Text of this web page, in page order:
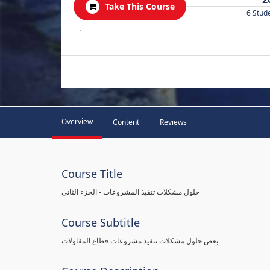
Take This Course
6
.
Overview Content Reviews
Course Title
حلول مشكلات تنفيذ المشروعات - الجزء الثاني
Course Subtitle
بعض حلول مشكلات تنفيذ مشروعات قطاع المقاولات